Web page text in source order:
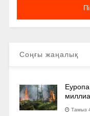
Соңғы жаңалық
Тамыз